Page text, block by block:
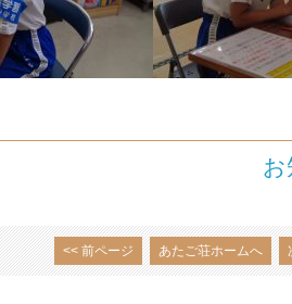
<< 前ページ あたご荘ホームへ